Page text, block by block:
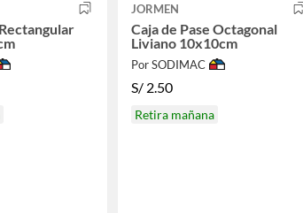
JORMEN
Caja de Pase Octagonal
Liviano 10x10cm
Por SODIMAC
S/ 2.50
Retira mañana